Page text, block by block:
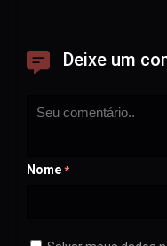
Deixe um
Nome *